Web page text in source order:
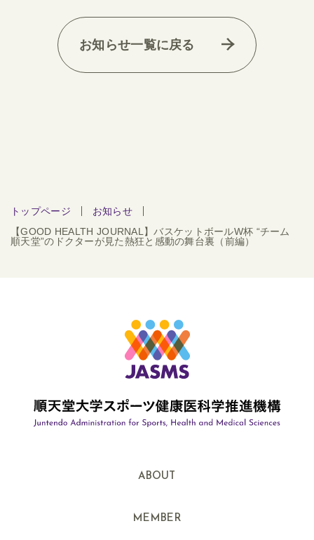
お知らせ一覧に戻る
トップページ
お知らせ
【GOOD HEALTH JOURNAL】バスケットボールW杯 “チーム
順天堂”のドクターが見た熱狂と感動の舞台裏（前編）
ABOUT
MEMBER